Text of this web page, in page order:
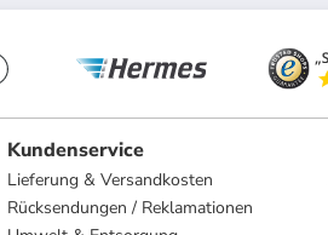
Kundenservice
Lieferung & Versandkosten
Rücksendungen / Reklamationen